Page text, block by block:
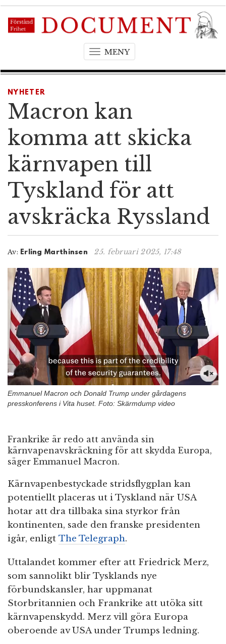
MENYT
g
e
a
i
g
a
t
i
o
n
NYHETER
Macron kan
komma att skicka
kärnvapen till
Tyskland för att
avskräcka Ryssland
Av: Erling Marthinsen 25. februari 2025, 17:48
Emmanuel Macron och Donald Trump under gårdagens
presskonferens i Vita huset. Foto: Skärmdump video
Frankrike är redo att använda sin
kärnvapenavskräckning för att skydda Europa,
säger Emmanuel Macron.
Kärnvapenbestyckade stridsflygplan kan
potentiellt placeras ut i Tyskland när USA
hotar att dra tillbaka sina styrkor från
kontinenten, sade den franske presidenten
igår, enligt The Telegraph.
Uttalandet kommer efter att Friedrick Merz,
som sannolikt blir Tysklands nye
förbundskansler, har uppmanat
Storbritannien och Frankrike att utöka sitt
kärnvapenskydd. Merz vill göra Europa
oberoende av USA under Trumps ledning.